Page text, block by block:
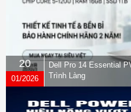
20
01/2026
Dell Pro 14 Essential
Trình Làng